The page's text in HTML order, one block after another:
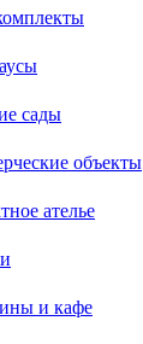
сады
объекты
ателье
и кафе